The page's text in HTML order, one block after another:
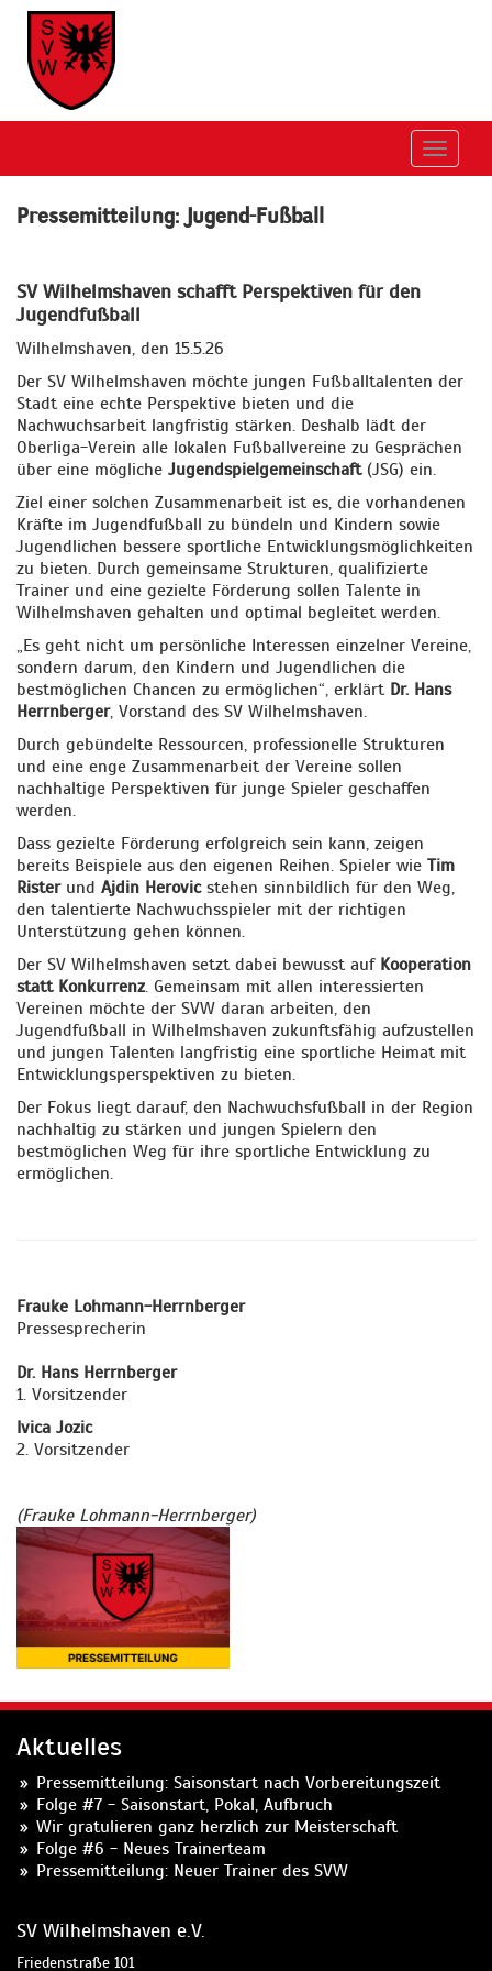
Toggle
Pressemitteilung: Jugend-Fußball
SV Wilhelmshaven schafft Perspektiven für den
Jugendfußball
Wilhelmshaven, den 15.5.26
Der SV Wilhelmshaven möchte jungen Fußballtalenten der
Stadt eine echte Perspektive bieten und die
Nachwuchsarbeit langfristig stärken. Deshalb lädt der
Oberliga-Verein alle lokalen Fußballvereine zu Gesprächen
über eine mögliche Jugendspielgemeinschaft(JSG) ein.
Ziel einer solchen Zusammenarbeit ist es, die vorhandenen
Kräfte im Jugendfußball zu bündeln und Kindern sowie
Jugendlichen bessere sportliche Entwicklungsmöglichkeiten
zu bieten. Durch gemeinsame Strukturen, qualifizierte
Trainer und eine gezielte Förderung sollen Talente in
Wilhelmshaven gehalten und optimal begleitet werden.
„Es geht nicht um persönliche Interessen einzelner Vereine,
sondern darum, den Kindern und Jugendlichen die
bestmöglichen Chancen zu ermöglichen“, erklärt Dr. Hans
Herrnberger, Vorstand des SV Wilhelmshaven.
Durch gebündelte Ressourcen, professionelle Strukturen
und eine enge Zusammenarbeit der Vereine sollen
nachhaltige Perspektiven für junge Spieler geschaffen
werden.
Dass gezielte Förderung erfolgreich sein kann, zeigen
bereits Beispiele aus den eigenen Reihen. Spieler wie Tim
Risterund Ajdin Herovicstehen sinnbildlich für den Weg,
den talentierte Nachwuchsspieler mit der richtigen
Unterstützung gehen können.
Der SV Wilhelmshaven setzt dabei bewusst auf Kooperation
statt Konkurrenz. Gemeinsam mit allen interessierten
Vereinen möchte der SVW daran arbeiten, den
Jugendfußball in Wilhelmshaven zukunftsfähig aufzustellen
und jungen Talenten langfristig eine sportliche Heimat mit
Entwicklungsperspektiven zu bieten.
Der Fokus liegt darauf, den Nachwuchsfußball in der Region
nachhaltig zu stärken und jungen Spielern den
bestmöglichen Weg für ihre sportliche Entwicklung zu
ermöglichen.
Frauke Lohmann-Herrnberger
Pressesprecherin
Dr. Hans Herrnberger
1. Vorsitzender
Ivica Jozic
2.⁠ ⁠Vorsitzender
(Frauke Lohmann-Herrnberger)
Aktuelles
Pressemitteilung: Saisonstart nach Vorbereitungszeit
Folge #7 - Saisonstart, Pokal, Aufbruch
Wir gratulieren ganz herzlich zur Meisterschaft
Folge #6 - Neues Trainerteam
Pressemitteilung: Neuer Trainer des SVW
SV Wilhelmshaven e.V.
Friedenstraße 101